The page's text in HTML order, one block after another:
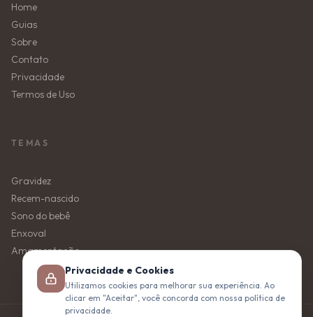
Home
Guias
Sobre
Contato
Privacidade
Termos de Uso
TEMAS
Gravidez
Recem-nascido
Sono do bebê
Enxoval
Amamentação
Privacidade e Cookies
Utilizamos cookies para melhorar sua experiência. Ao
clicar em "Aceitar", você concorda com nossa política de
privacidade.